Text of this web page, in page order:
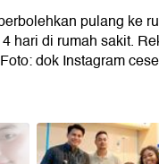
pulang ke
hari di rumah sakit.
dok Instagram